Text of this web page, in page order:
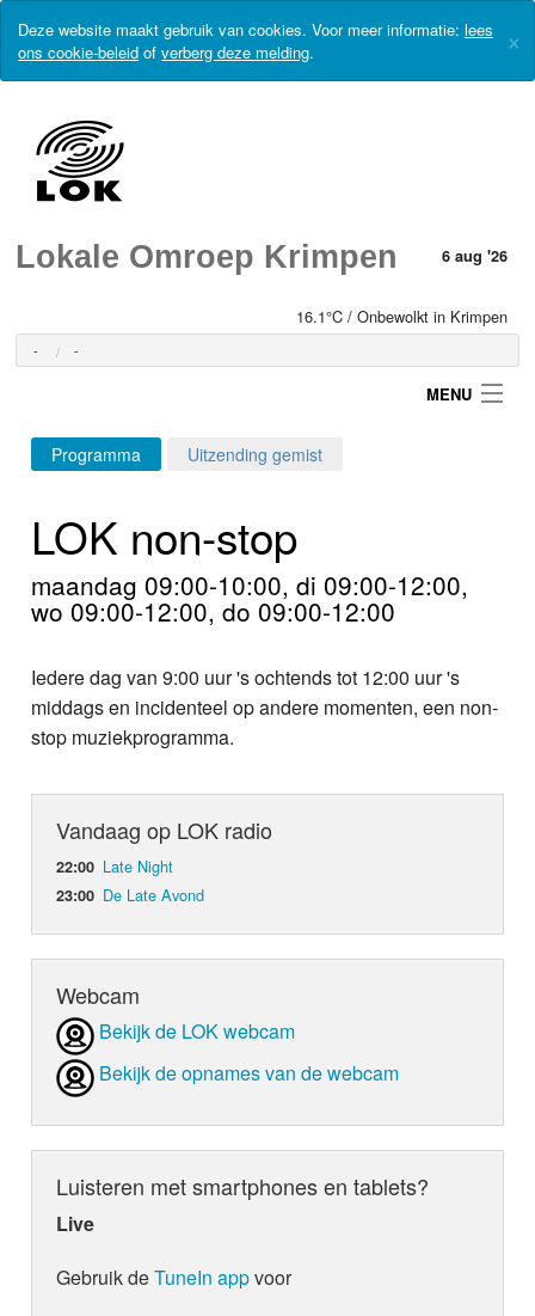
Deze website maakt gebruik van cookies. Voor meer informatie: lees
ons cookie-beleid of verberg deze melding. ×
Lokale Omroep Krimpen 6 aug '26
16.1°C / Onbewolkt in Krimpen
- -
MENU
Login
Home
Programma's
Foto's
Webcam
Info
Programma Uitzending gemist
LOK non-stop
maandag 09:00-10:00, di 09:00-12:00,
wo 09:00-12:00, do 09:00-12:00
Iedere dag van 9:00 uur 's ochtends tot 12:00 uur 's
middags en incidenteel op andere momenten, een non-
stop muziekprogramma.
Vandaag op LOK radio
22:00 Late Night
23:00 De Late Avond
Webcam
Bekijk de LOK webcam
Bekijk de opnames van de webcam
Luisteren met smartphones en tablets?
Live
Gebruik deTuneIn appvoor